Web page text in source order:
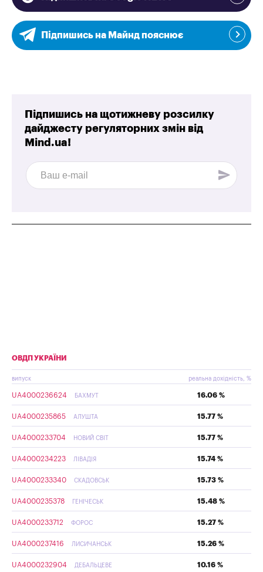
Підпишись на Майнд пояснює
Підпишись на щотижневу розсилку
дайджесту регуляторних змін від
Mind.ua!
ОВДП УКРАЇНИ
випуск реальна дохідність, %
UA4000236624 БАХМУТ 16.06 %
UA4000235865 АЛУШТА 15.77 %
UA4000233704 НОВИЙ СВІТ 15.77 %
UA4000234223 ЛІВАДІЯ 15.74 %
UA4000233340 СКАДОВСЬК 15.73 %
UA4000235378 ГЕНІЧЕСЬК 15.48 %
UA4000233712 ФОРОС 15.27 %
UA4000237416 ЛИСИЧАНСЬК 15.26 %
UA4000232904 ДЕБАЛЬЦЕВЕ 10.16 %